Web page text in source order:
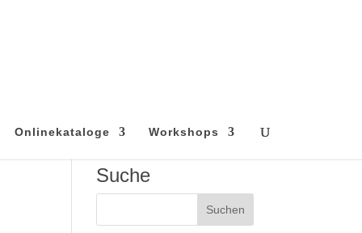
Onlinekataloge Workshops
Suche